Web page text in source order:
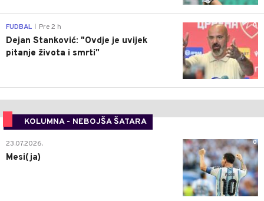
0
FUDBAL Pre 2 h
Dejan Stanković: "Ovdje je uvijek
pitanje života i smrti"
KOLUMNA - NEBOJŠA ŠATARA
0
23.07.2026.
Mesi(ja)